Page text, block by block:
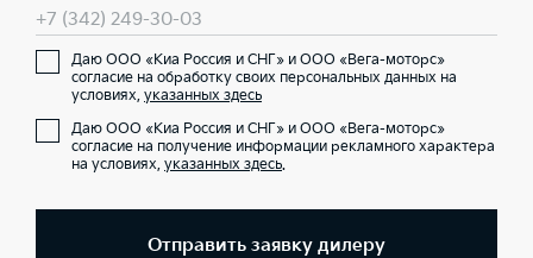
+7 (342) 249-30-03
Даю ООО «Киа Россия и СНГ» и ООО «Вега-моторс»
согласие на обработку своих персональных данных на
условиях, указанных здесь
Даю ООО «Киа Россия и СНГ» и ООО «Вега-моторс»
согласие на получение информации рекламного характера
на условиях, указанных здесь.
Отправить заявку дилеру